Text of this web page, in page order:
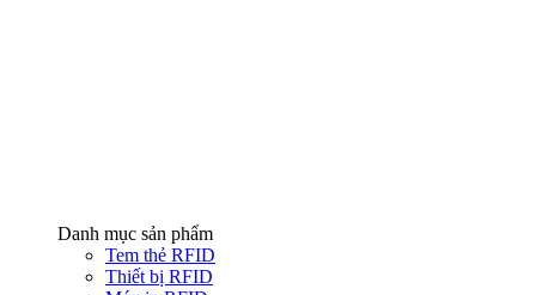
Danh mục sản phẩm
Tem thẻ RFID
Thiết bị RFID